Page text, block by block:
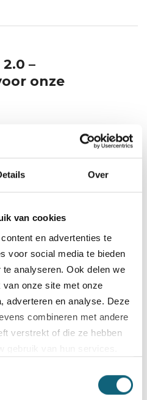
Over
van cookies
en advertenties te
voor social media te bieden
analyseren. Ook delen we
onze site met onze
adverteren en analyse. Deze
combineren met andere
verstrekt of die ze hebben
–
onze
2.0 worden de begeleiders van